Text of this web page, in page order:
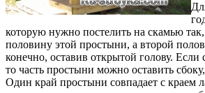
которую нужно постелить на скамью
половину этой простыни, а второй
конечно, оставив открытой голову. Если
то часть простыни можно оставить
Один край простыни совпадает с краем